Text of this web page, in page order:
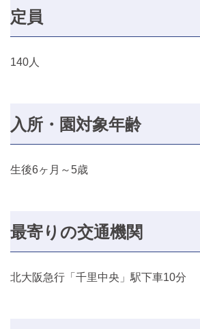
定員
140人
入所・園対象年齢
生後6ヶ月～5歳
最寄りの交通機関
北大阪急行「千里中央」駅下車10分